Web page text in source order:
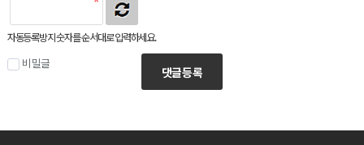
자동등록방지 숫자를 순서대로 입력하세요.
비밀글
댓글등록